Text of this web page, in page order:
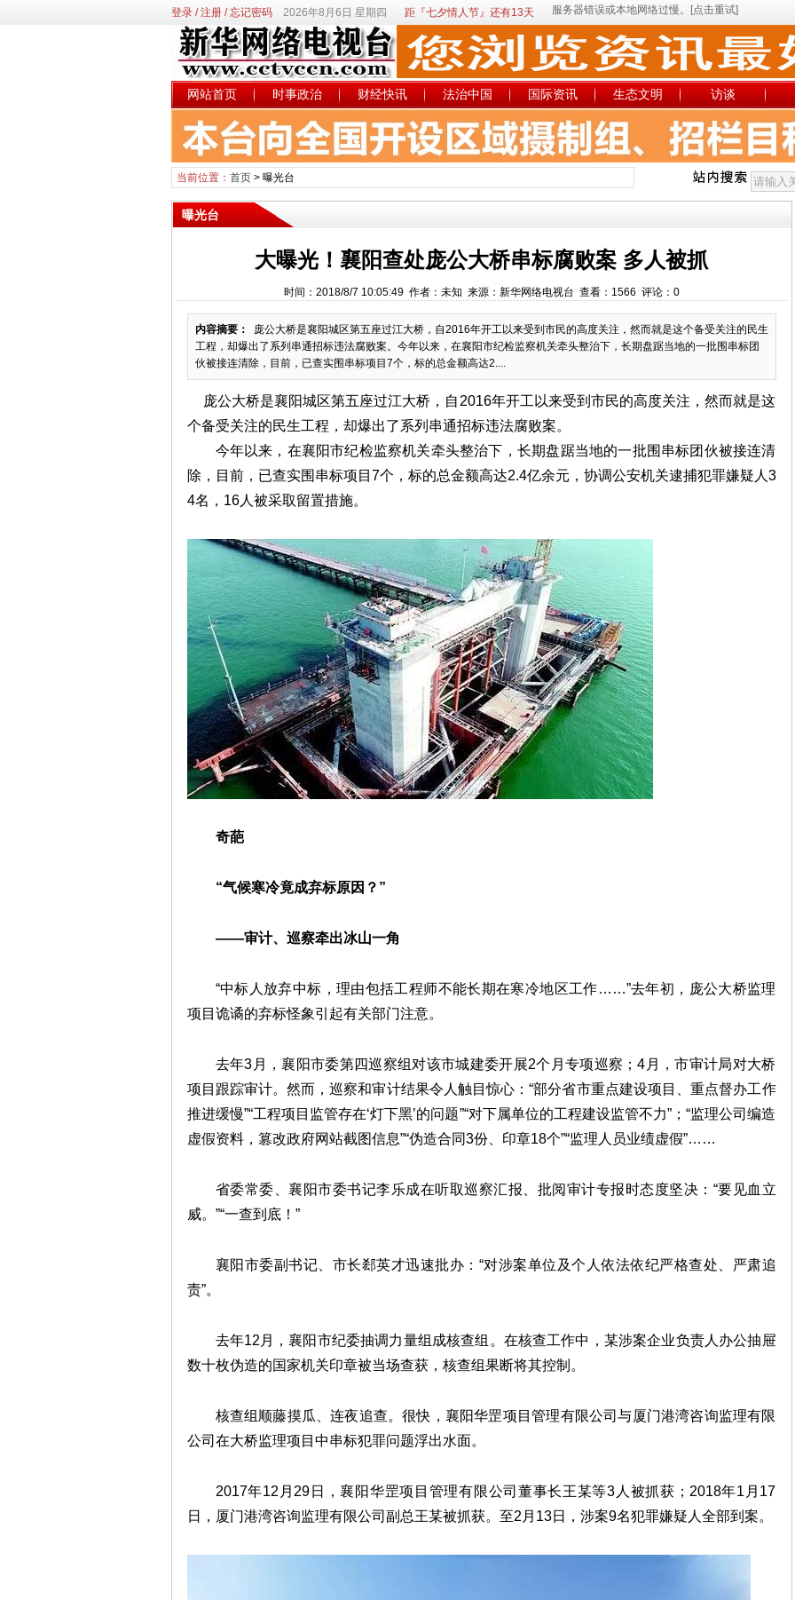
登录/注册/忘记密码 2026年8月6日 星期四 距『七夕情人节』还有13天
网站首页 时事政治 财经快讯 法治中国 国际资讯 生态文明 访谈
当前位置： 首页> 曝光台
曝光台
大曝光！襄阳查处庞公大桥串标腐败案 多人被抓
时间：2018/8/7 10:05:49 作者：未知 来源：新华网络电视台 查看：1566 评论：0
内容摘要：
庞公大桥是襄阳城区第五座过江大桥，自2016年开工以来受到市民的高度关注，然而就是这个备受关注的民生
工程，却爆出了系列串通招标违法腐败案。今年以来，在襄阳市纪检监察机关牵头整治下，长期盘踞当地的一批围串标团
伙被接连清除，目前，已查实围串标项目7个，标的总金额高达2....
庞公大桥是襄阳城区第五座过江大桥，自2016年开工以来受到市民的高度关注，然而就是这
个备受关注的民生工程，却爆出了系列串通招标违法腐败案。
今年以来，在襄阳市纪检监察机关牵头整治下，长期盘踞当地的一批围串标团伙被接连清
除，目前，已查实围串标项目7个，标的总金额高达2.4亿余元，协调公安机关逮捕犯罪嫌疑人3
4名，16人被采取留置措施。
奇葩
“气候寒冷竟成弃标原因？”
——审计、巡察牵出冰山一角
“中标人放弃中标，理由包括工程师不能长期在寒冷地区工作……”去年初，庞公大桥监理
项目诡谲的弃标怪象引起有关部门注意。
去年3月，襄阳市委第四巡察组对该市城建委开展2个月专项巡察；4月，市审计局对大桥
项目跟踪审计。然而，巡察和审计结果令人触目惊心：“部分省市重点建设项目、重点督办工作
推进缓慢”“工程项目监管存在‘灯下黑’的问题”“对下属单位的工程建设监管不力”；“监理公司编造
虚假资料，篡改政府网站截图信息”“伪造合同3份、印章18个”“监理人员业绩虚假”……
省委常委、襄阳市委书记李乐成在听取巡察汇报、批阅审计专报时态度坚决：“要见血立
威。”“一查到底！”
襄阳市委副书记、市长郄英才迅速批办：“对涉案单位及个人依法依纪严格查处、严肃追
责”。
去年12月，襄阳市纪委抽调力量组成核查组。在核查工作中，某涉案企业负责人办公抽屉
数十枚伪造的国家机关印章被当场查获，核查组果断将其控制。
核查组顺藤摸瓜、连夜追查。很快，襄阳华罡项目管理有限公司与厦门港湾咨询监理有限
公司在大桥监理项目中串标犯罪问题浮出水面。
2017年12月29日，襄阳华罡项目管理有限公司董事长王某等3人被抓获；2018年1月17
日，厦门港湾咨询监理有限公司副总王某被抓获。至2月13日，涉案9名犯罪嫌疑人全部到案。